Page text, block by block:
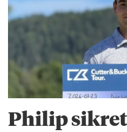
Philip sikret